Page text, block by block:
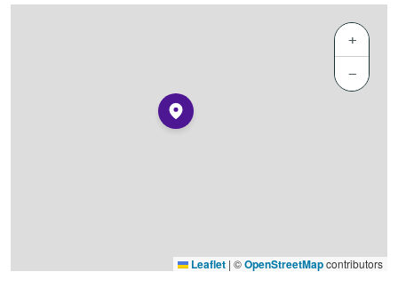
+
−
Leaflet | ©OpenStreetMapcontributors